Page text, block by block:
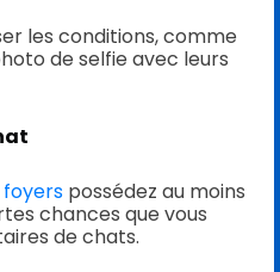
les conditions, comme
de selfie avec leurs
foyers possédez au moins
chances que vous
de chats.